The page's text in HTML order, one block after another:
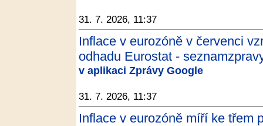
31. 7. 2026, 11:37
Inflace v eurozóně v červenci
odhadu Eurostat -
v aplikaci Zprávy Google
31. 7. 2026, 11:37
Inflace v eurozóně míří ke třem